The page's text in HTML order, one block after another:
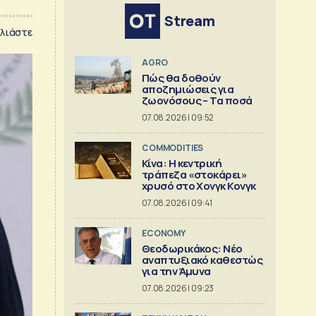
Stream
AGRO
Πώς θα δοθούν
αποζημιώσεις για
ζωονόσους – Τα ποσά
07.08.2026 | 09:52
COMMODITIES
Κίνα: Η κεντρική
τράπεζα «στοκάρει»
χρυσό στο Χονγκ Κονγκ
07.08.2026 | 09:41
ECONOMY
Θεοδωρικάκος: Νέο
αναπτυξιακό καθεστώς
για την Άμυνα
07.08.2026 | 09:23